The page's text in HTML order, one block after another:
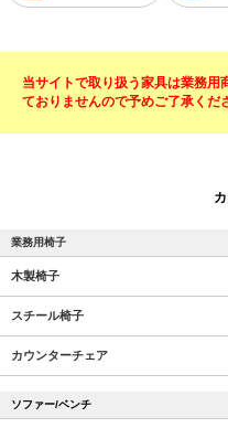
当サイトで取り扱う家具は業務用
ておりませんので予めご了承くだ
業務用椅子
木製椅子
スチール椅子
カウンターチェア
ソファー/ベンチ